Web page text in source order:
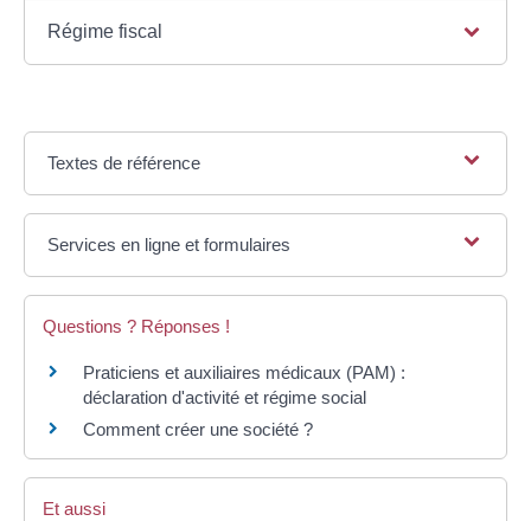
Régime fiscal
Textes de référence
Services en ligne et formulaires
Questions ? Réponses !
Praticiens et auxiliaires médicaux (PAM) :
déclaration d'activité et régime social
Comment créer une société ?
Et aussi